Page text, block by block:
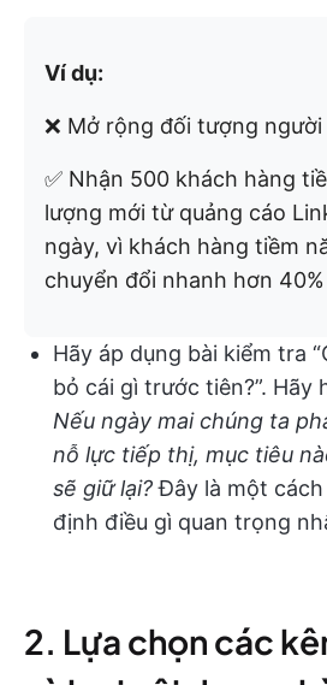
Ví dụ:
❌ Mở rộng đối tượng
✅ Nhận 500 khách hàng
lượng mới từ quảng cáo
ngày, vì khách hàng tiềm
chuyển đổi nhanh hơn 40%
Hãy áp dụng bài kiểm tra
bỏ cái gì trước tiên?”. Hãy
Nếu ngày mai chúng ta
nỗ lực tiếp thị, mục tiêu
sẽ giữ lại?Đây là một
định điều gì quan trọng
2. Lựa chọn các